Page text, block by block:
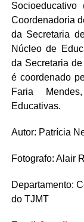
Coordenadoria
da Secretaria
Núcleo de
da Secretaria
é coordenado
Faria
Educativas.
Autor: Patrícia
Fotografo: Alair
Departamento:
do TJMT